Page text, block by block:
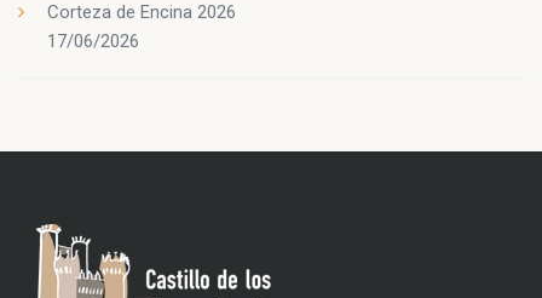
Corteza de Encina 2026
17/06/2026